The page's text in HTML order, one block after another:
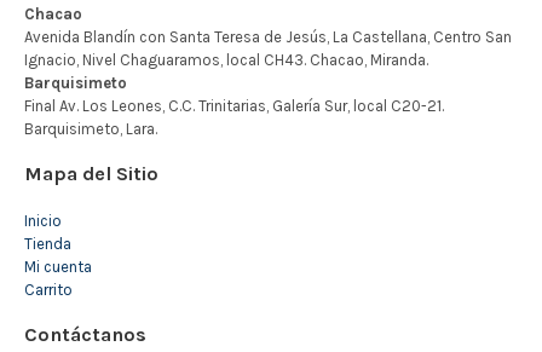
Mapa del Sitio
Inicio
Tienda
Mi cuenta
Carrito
Contáctanos